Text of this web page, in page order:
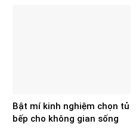
Bật mí kinh nghiệm chọn tủ
bếp cho không gian sống